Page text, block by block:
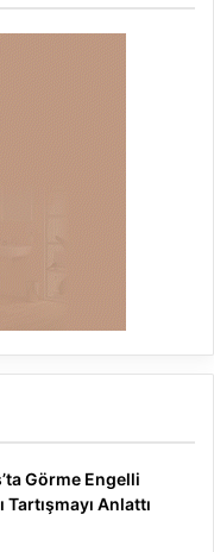
Görme Engelli
Anlattı